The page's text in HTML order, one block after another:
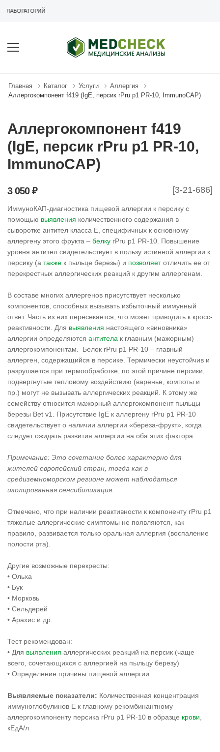
ЛАБОРАТОРИЙ
Главная Каталог Услуги
Аллергия
Аллергокомпонент f419 (IgE, персик rPru p1 PR-10, ImmunoCAP)
Аллергокомпонент f419
(IgE, персик rPru p1 PR-10,
ImmunoCAP)
[3-21-686]
3 050 ₽
ИммуноКАП-диагностика пищевой аллергии к персику с
помощью выявления количественного содержания в
сыворотке антител класса Е, специфичных к основному
аллергену этого фрукта – белку rPru p1 PR-10. Повышение
уровня антител свидетельствует в пользу истинной аллергии к
персику (а также к пыльце березы) и позволяетотличить ее от
перекрестных аллергических реакций к другим аллергенам.
В составе многих аллергенов присутствует несколько
компонентов, способных вызывать избыточный иммунный
ответ. Часть из них пересекается, что может приводить к кросс-
реактивности. Для выявления настоящего «виновника»
аллергии определяются антитела к главным (мажорным)
аллергокомпонентам. Белок rPru p1 PR-10 – главный
аллерген, содержащийся в персике. Термически неустойчив и
разрушается при термообработке, по этой причине персики,
подвергнутые тепловому воздействию (варенье, компоты и
пр.) могут не вызывать аллергических реакций. К этому же
семейству относится мажорный аллергокомпонент пыльцы
березы Bet v1. Присутствие IgE к аллергену rPru p1 PR-10
свидетельствует о наличии аллергии «береза-фрукт», когда
следует ожидать развития аллергии на оба этих фактора.
Примечание: Это сочетание более характерно для
жителей европейский стран, тогда как в
средиземноморском регионе может наблюдаться
изолированная сенсибилизация.
Отмечено, что при наличии реактивности к компоненту rPru p1
тяжелые аллергические симптомы не появляются, как
правило, развивается только оральная аллергия (воспаление
полости рта).
Другие возможные перекресты:
• Ольха
• Бук
• Морковь
• Сельдерей
• Арахис и др.
Тест рекомендован:
• Для выявления аллергических реакций на персик (чаще
всего, сочетающихся с аллергией на пыльцу березу)
• Определение причины пищевой аллергии
Выявляемые показатели: Количественная концентрация
иммуноглобулинов Е к главному рекомбинантному
аллергокомпоненту персика rPru p1 PR-10 в образце крови
кЕдА/л.